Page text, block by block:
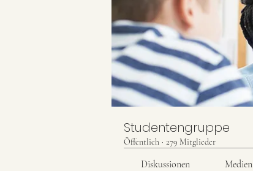
Studentengruppe
Öffentlich · 279 Mitglieder
Diskussionen Medien